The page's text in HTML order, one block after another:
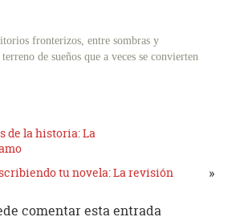
fronterizos, entre sombras y
de sueños que a veces se convierten
de la historia: La
tu novela: La revisión
»
comentar esta entrada